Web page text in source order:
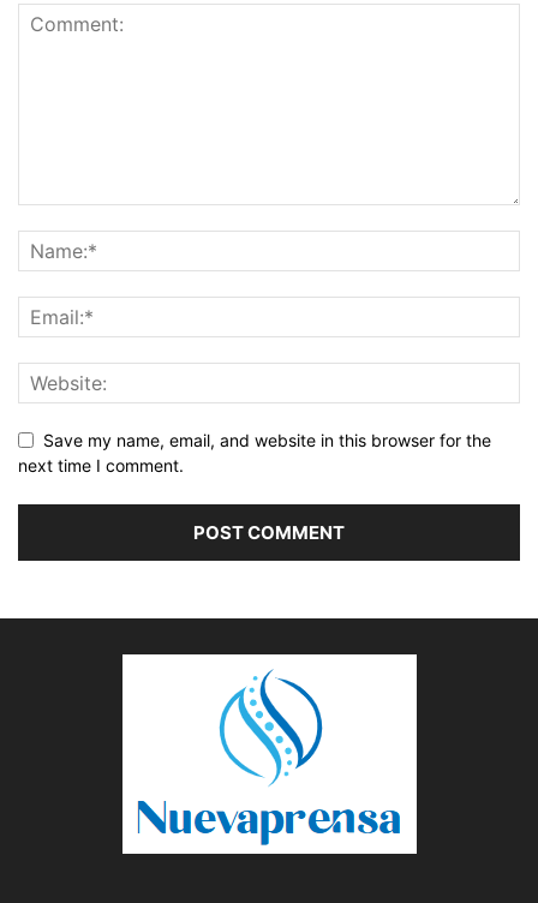
Save my name, email, and website in this browser for the
next time I comment.